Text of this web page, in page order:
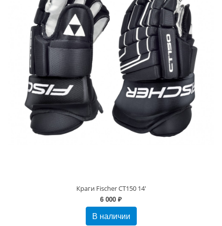
Краги Fischer CT150 14'
6 000 ₽
В наличии